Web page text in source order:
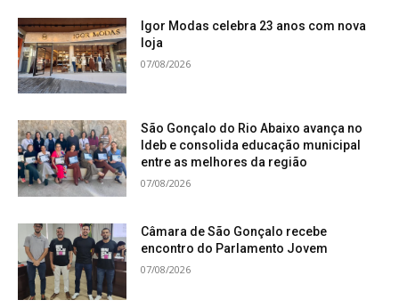
Igor Modas celebra 23 anos com nova
loja
07/08/2026
São Gonçalo do Rio Abaixo avança no
Ideb e consolida educação municipal
entre as melhores da região
07/08/2026
Câmara de São Gonçalo recebe
encontro do Parlamento Jovem
07/08/2026